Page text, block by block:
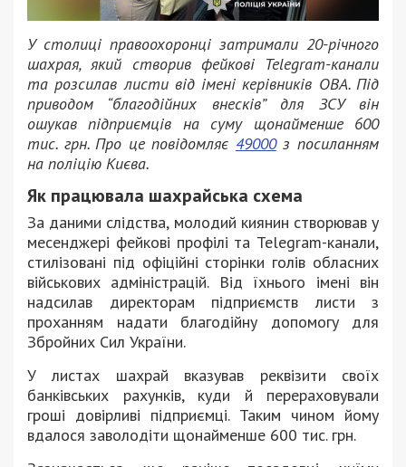
У столиці правоохоронці затримали 20-річного
шахрая, який створив фейкові Telegram-канали
та розсилав листи від імені керівників ОВА. Під
приводом “благодійних внесків” для ЗСУ він
ошукав підприємців на суму щонайменше 600
тис. грн. Про це повідомляє 49000з посиланням
на поліцію Києва.
Як працювала шахрайська схема
За даними слідства, молодий киянин створював у
месенджері фейкові профілі та Telegram-канали,
стилізовані під офіційні сторінки голів обласних
військових адміністрацій. Від їхнього імені він
надсилав директорам підприємств листи з
проханням надати благодійну допомогу для
Збройних Сил України.
У листах шахрай вказував реквізити своїх
банківських рахунків, куди й перераховували
гроші довірливі підприємці. Таким чином йому
вдалося заволодіти щонайменше 600 тис. грн.